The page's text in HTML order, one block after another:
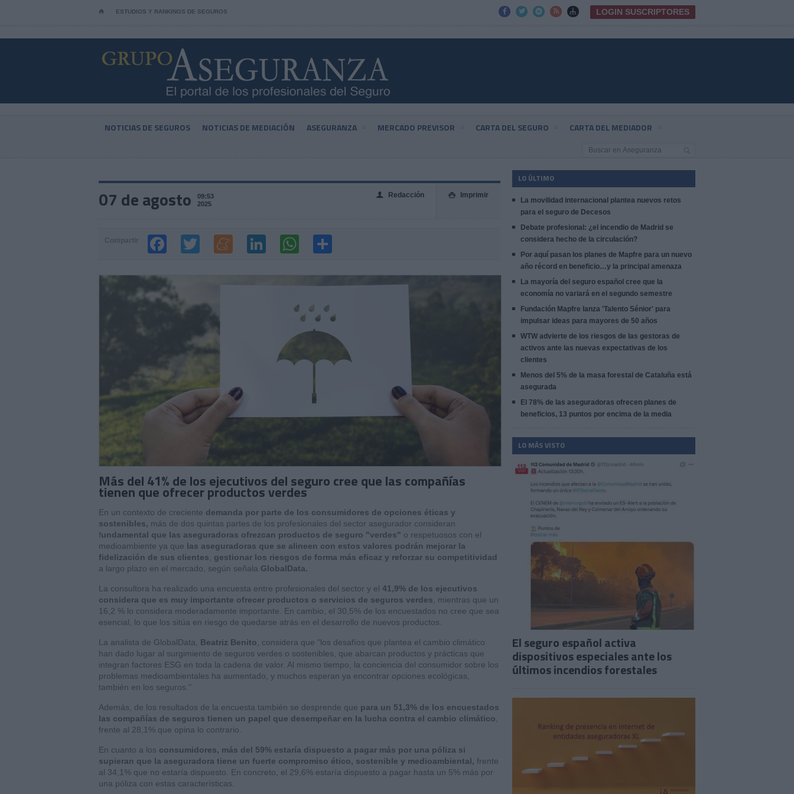
⌂ ESTUDIOS Y RANKINGS DE SEGUROS      LOGIN SUSCRIPTORES
NOTICIAS DE SEGUROS NOTICIAS DE MEDIACIÓN ASEGURANZA MERCADO PREVISOR CARTA DEL SEGURO CARTA DEL MEDIADOR
07 de agosto
09:53
2025
 Imprimir
👤 Redacción
Más del 41% de los ejecutivos del seguro cree que las compañías
tienen que ofrecer productos verdes
En un contexto de creciente demanda por parte de los consumidores de opciones éticas y
sostenibles, más de dos quintas partes de los profesionales del sector asegurador consideran
fundamental que las aseguradoras ofrezcan productos de seguro "verdes" o respetuosos con el
medioambiente ya que las aseguradoras que se alineen con estos valores podrán mejorar la
fidelización de sus clientes
gestionar los riesgos de forma más eficaz y reforzar su competitividad
a largo plazo en el mercado, según señala GlobalData.
La consultora ha realizado una encuesta entre profesionales del sector y el 41,9% de los ejecutivos
considera que es muy importante ofrecer productos o servicios de seguros verdes , mientras que un
16,2 % lo considera moderadamente importante. En cambio, el 30,5% de los encuestados no cree que sea
esencial, lo que los sitúa en riesgo de quedarse atrás en el desarrollo de nuevos productos.
La analista de GlobalData, Beatriz Benito , considera que "los desafíos que plantea el cambio climático
han dado lugar al surgimiento de seguros verdes o sostenibles, que abarcan productos y prácticas que
integran factores ESG en toda la cadena de valor. Al mismo tiempo, la conciencia del consumidor sobre los
problemas medioambientales ha aumentado, y muchos esperan ya encontrar opciones ecológicas,
también en los seguros."
Además, de los resultados de la encuesta también se desprende que para un 51,3% de los encuestados
las compañías de seguros tienen un papel que desempeñar en la lucha contra el cambio climático
frente al 28,1% que opina lo contrario.
En cuanto a los consumidores, más del 59% estaría dispuesto a pagar más por una póliza si
supieran que la aseguradora tiene un fuerte compromiso ético, sostenible y medioambiental, frente
al 34,1% que no estaría dispuesto. En concreto, el 29,6% estaría dispuesto a pagar hasta un 5% más por
una póliza con estas características.
LO ÚLTIMO
La movilidad internacional plantea nuevos retos
para el seguro de Decesos
Debate profesional: ¿el incendio de Madrid se
considera hecho de la circulación?
Por aquí pasan los planes de Mapfre para un nuevo
año récord en beneficio…y la principal amenaza
La mayoría del seguro español cree que la
economía no variará en el segundo semestre
Fundación Mapfre lanza 'Talento Sénior' para
impulsar ideas para mayores de 50 años
WTW advierte de los riesgos de las gestoras de
activos ante las nuevas expectativas de los
clientes
Menos del 5% de la masa forestal de Cataluña está
asegurada
El 78% de las aseguradoras ofrecen planes de
beneficios, 13 puntos por encima de la media
LO MÁS VISTO
El seguro español activa
dispositivos especiales ante los
últimos incendios forestales